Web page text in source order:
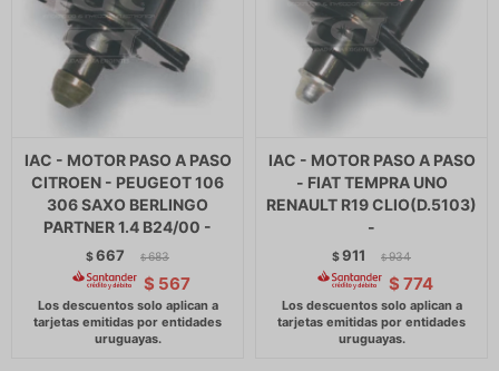
IAC - MOTOR PASO A PASO
CITROEN - PEUGEOT 106
306 SAXO BERLINGO
PARTNER 1.4 B24/00 -
$667 $ 683
$ 567
IAC - MOTOR PASO A PASO
- FIAT TEMPRA UNO
RENAULT R19 CLIO(D.5103)
-
$911 $ 934
$ 774